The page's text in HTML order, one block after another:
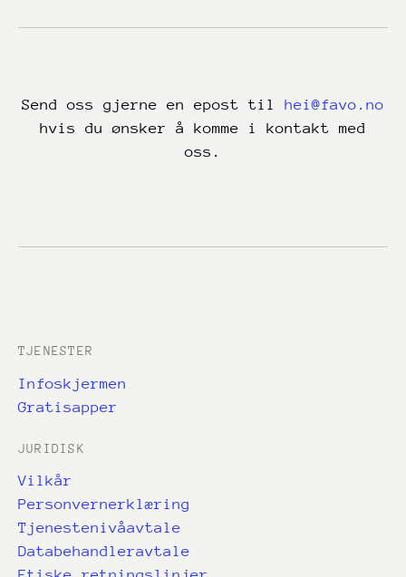
Send oss gjerne en epost til hei@favo.no
hvis du ønsker å komme i kontakt med
oss.
TJENESTER
Infoskjermen
Gratisapper
JURIDISK
Vilkår
Personvernerklæring
Tjenestenivåavtale
Databehandleravtale